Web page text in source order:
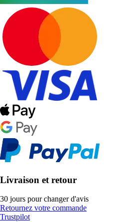
Livraison et retour
30 jours pour changer d'avis
Retournez votre commande
Trustpilot